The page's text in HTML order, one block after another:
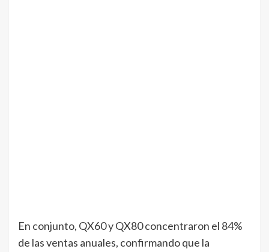
En conjunto, QX60 y QX80 concentraron el 84%
de las ventas anuales, confirmando que la